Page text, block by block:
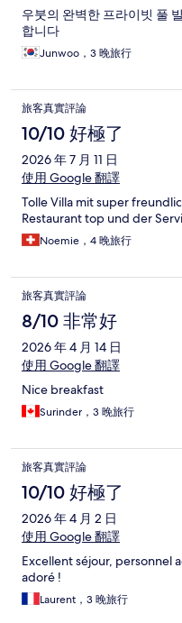
우붓의 완벽한 프라이빗 풀
합니다
Junwoo，3 晚旅行
旅客真實評論
10/10 好極了
2026 年 7 月 11 日
使用 Google 翻譯
Tolle Villa mit super
Restaurant top und der
Noemie，4 晚旅行
旅客真實評論
8/10 非常好
2026 年 4 月 14 日
使用 Google 翻譯
Nice breakfast
Surinder，3 晚旅行
旅客真實評論
10/10 好極了
2026 年 4 月 2 日
使用 Google 翻譯
Excellent séjour, personnel
adoré !
Laurent，3 晚旅行